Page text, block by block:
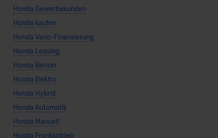
Honda Gewerbekunden
Honda kaufen
Honda Vario-Finanzierung
Honda Leasing
Honda Benzin
Honda Elektro
Honda Hybrid
Honda Automatik
Honda Manuell
Honda Frontantrieb